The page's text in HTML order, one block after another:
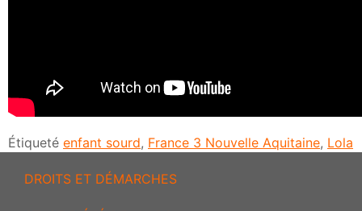
Étiqueté enfant sourd, France 3 Nouvelle Aquitaine, Lola
DROITS ET DÉMARCHES